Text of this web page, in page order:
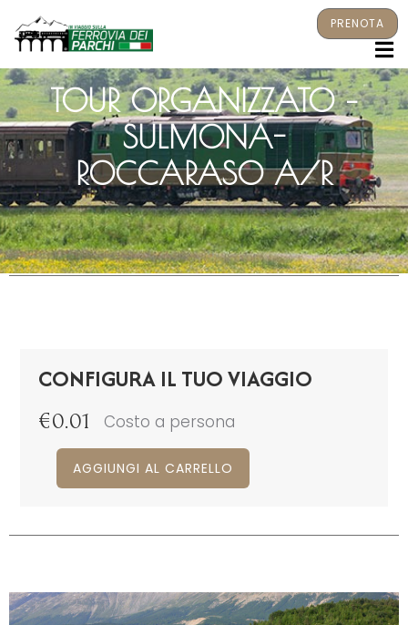
PRENOTA
TOUR ORGANIZZATO –
SULMONA-
ROCCARASO A/R
CONFIGURA IL TUO VIAGGIO
€0.01 Costo a persona
AGGIUNGI AL CARRELLO